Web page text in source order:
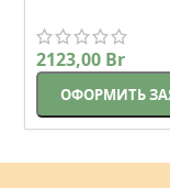
2123,00 Br
ОФОРМИТЬ